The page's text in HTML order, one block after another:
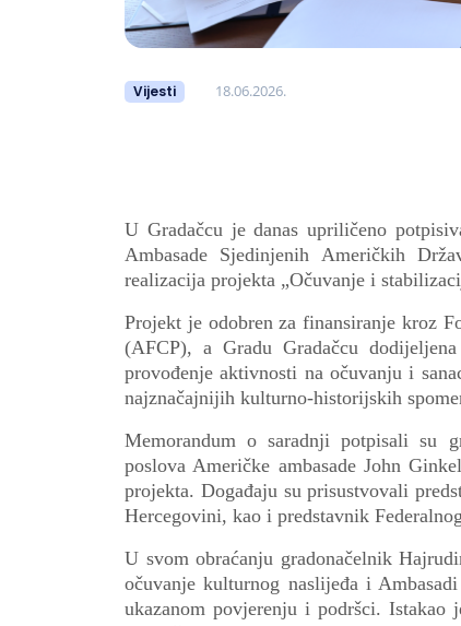
Vijesti 18.06.2026.
U Gradačcu je danas upriličeno
Ambasade Sjedinjenih Američkih
realizacija projekta „Očuvanje i
Projekt je odobren za finansiranje kroz
(AFCP), a Gradu Gradačcu
provođenje aktivnosti na očuvanju i
najznačajnijih kulturno-historijskih
Memorandum o saradnji potpisali su
poslova Američke ambasade John
projekta. Događaju su prisustvovali
Hercegovini, kao i predstavnik
U svom obraćanju gradonačelnik
očuvanje kulturnog naslijeđa i
ukazanom povjerenju i podršci. Istakao